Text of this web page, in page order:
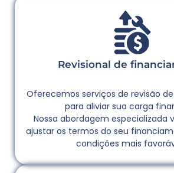
Revisional de
Oferecemos serviços de revisão
para aliviar sua carga
Nossa abordagem especializada
ajustar os termos do seu
condições mais